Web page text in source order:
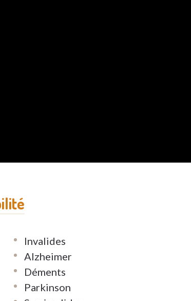
Invalides
Alzheimer
Déments
Parkinson